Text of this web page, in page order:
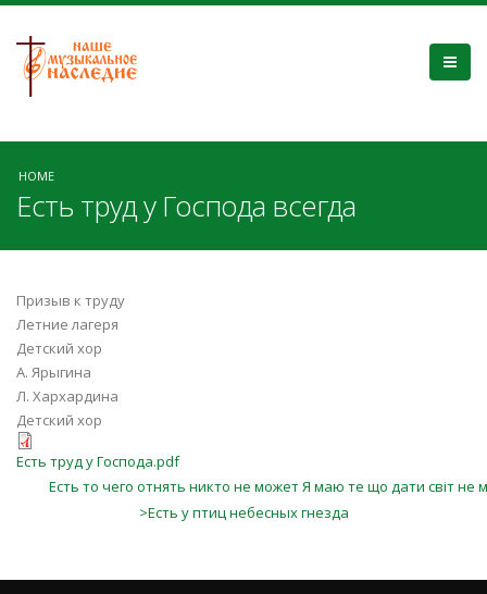
HOME
Есть труд у Господа всегда
Призыв к труду
Летние лагеря
Детский хор
А. Ярыгина
Л. Хархардина
Детский хор
Есть труд у Господа.pdf
Есть то чего отнять никто не может Я маю те що дати світ не
>Есть у птиц небесных гнезда